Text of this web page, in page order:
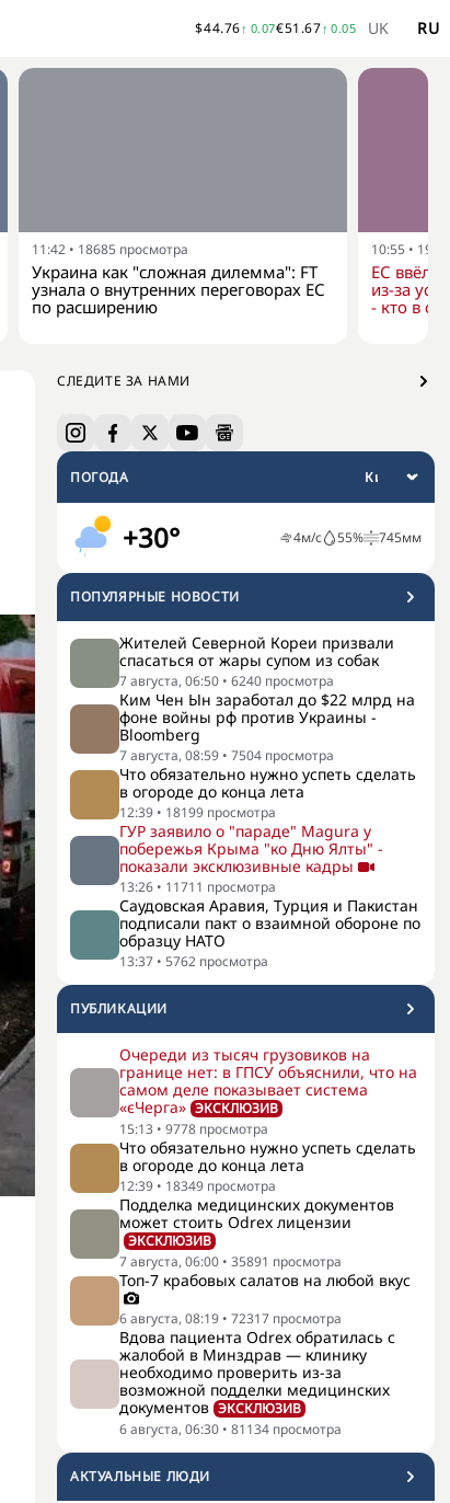
$44.76↑ 0.07€51.67↑ 0.05 UK RU
11:42 • 18685 просмотра
Украина как "сложная дилемма": FT
узнала о внутренних переговорах ЕС
по расширению
10:55 •
ЕС ввёл
из-за
- кто в
СЛЕДИТЕ ЗА НАМИ
ПОГОДА
+30° 4м/с 55% 745мм
ПОПУЛЯРНЫЕ НОВОСТИ
Жителей Северной Кореи призвали
спасаться от жары супом из собак
7 августа, 06:50 • 6240 просмотра
Ким Чен Ын заработал до $22 млрд на
фоне войны рф против Украины -
Bloomberg
7 августа, 08:59 • 7504 просмотра
Что обязательно нужно успеть сделать
в огороде до конца лета
12:39 • 18199 просмотра
ГУР заявило о "параде" Magura у
побережья Крыма "ко Дню Ялты" -
показали эксклюзивные кадры
13:26 • 11711 просмотра
Саудовская Аравия, Турция и Пакистан
подписали пакт о взаимной обороне по
образцу НАТО
13:37 • 5762 просмотра
ПУБЛИКАЦИИ
Очереди из тысяч грузовиков на
границе нет: в ГПСУ объяснили, что на
самом деле показывает система
«єЧерга» ЭКСКЛЮЗИВ
15:13 • 9778 просмотра
Что обязательно нужно успеть сделать
в огороде до конца лета
12:39 • 18349 просмотра
Подделка медицинских документов
может стоить Odrex лицензии
ЭКСКЛЮЗИВ
7 августа, 06:00 • 35891 просмотра
Топ-7 крабовых салатов на любой вкус
6 августа, 08:19 • 72317 просмотра
Вдова пациента Odrex обратилась с
жалобой в Минздрав — клинику
необходимо проверить из-за
возможной подделки медицинских
документов ЭКСКЛЮЗИВ
6 августа, 06:30 • 81134 просмотра
АКТУАЛЬНЫЕ ЛЮДИ